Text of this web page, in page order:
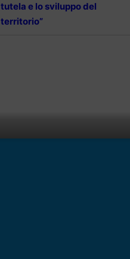
tutela e lo sviluppo del
territorio”